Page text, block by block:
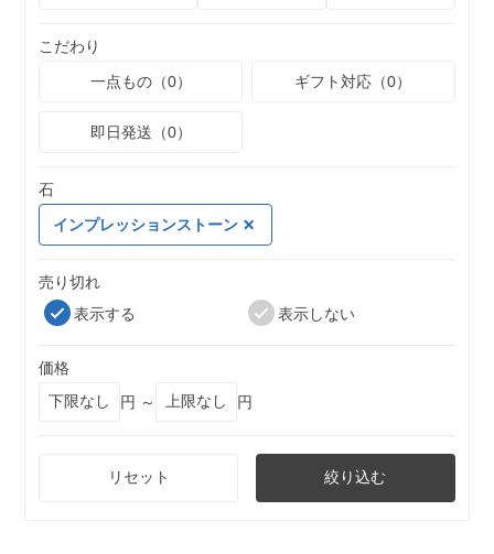
こだわり
一点もの（0）
ギフト対応（0）
即日発送（0）
石
インプレッションストーン
売り切れ
表示する
表示しない
価格
円 ～
円
リセット 絞り込む